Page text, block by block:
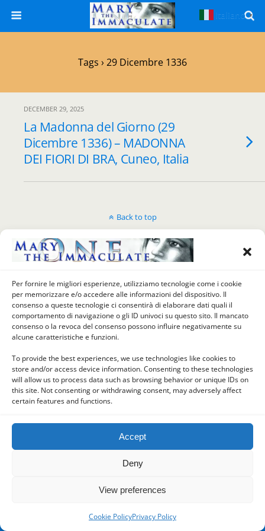
Per fornire le migliori esperienze, utilizziamo tecnologie come i cookie
per memorizzare e/o accedere alle informazioni del dispositivo. Il
consenso a queste tecnologie ci consentirà di elaborare dati quali il
comportamento di navigazione o gli ID univoci su questo sito. Il mancato
consenso o la revoca del consenso possono influire negativamente su
alcune caratteristiche e funzioni.
To provide the best experiences, we use technologies like cookies to
store and/or access device information. Consenting to these technologies
will allow us to process data such as browsing behavior or unique IDs on
this site. Not consenting or withdrawing consent, may adversely affect
certain features and functions.
Accept
Deny
View preferences
Cookie PolicyPrivacy Policy
Tags › 29 Dicembre 1336
DECEMBER 29, 2025
La Madonna del Giorno (29
Dicembre 1336) – MADONNA
DEI FIORI DI BRA, Cuneo, Italia
Back to top
Mobile Desktop
Italiano ▼
Powered by
WPtouch Mobile Suite for WordPress